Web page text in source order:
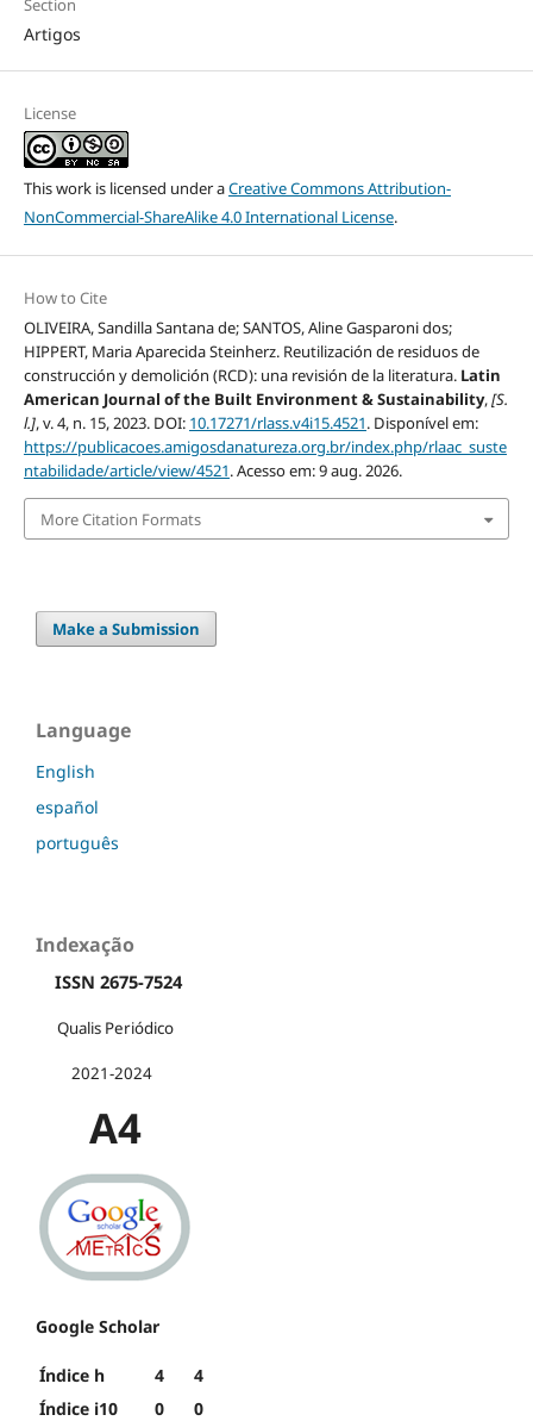
Section
Artigos
License
This work is licensed under aCreative Commons Attribution-
NonCommercial-ShareAlike 4.0 International License.
How to Cite
OLIVEIRA, Sandilla Santana de; SANTOS, Aline Gasparoni dos;
HIPPERT, Maria Aparecida Steinherz. Reutilización de residuos de
construcción y demolición (RCD): una revisión de la literatura. Latin
American Journal of the Built Environment & Sustainability,[S.
l.], v. 4, n. 15, 2023. DOI: 10.17271/rlass.v4i15.4521. Disponível em:
https://publicacoes.amigosdanatureza.org.br/index.php/rlaac_suste
ntabilidade/article/view/4521. Acesso em: 9 aug. 2026.
More Citation Formats
Make a Submission
Language
English
español
português
Indexação
ISSN 2675-7524
Qualis Periódico
2021-2024
A4
Google Scholar
Índice h 4
4
Índice i10
0 0